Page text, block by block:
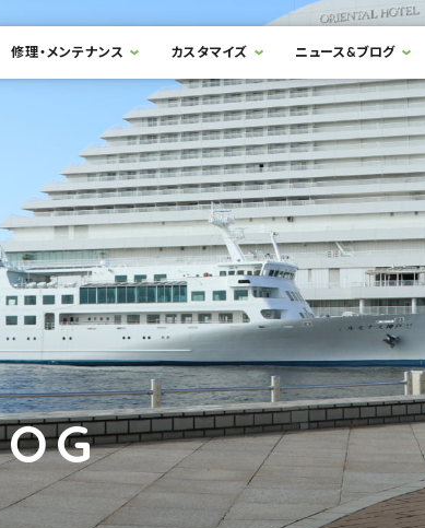
修理・メンテナンス カスタマイズ ニュース&ブログ